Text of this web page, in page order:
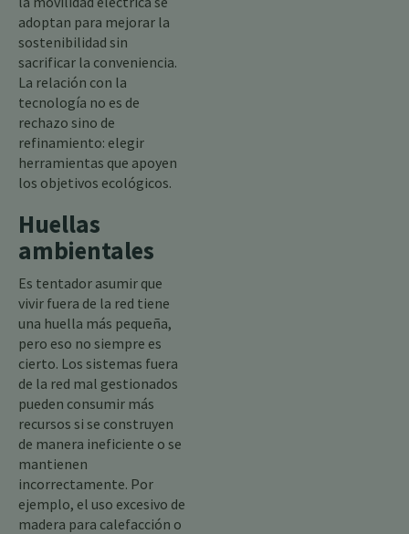
adoptan para mejorar la
sostenibilidad sin
sacrificar la conveniencia.
La relación con la
tecnología no es de
rechazo sino de
refinamiento: elegir
herramientas que apoyen
los objetivos ecológicos.
Huellas
ambientales
Es tentador asumir que
vivir fuera de la red tiene
una huella más pequeña,
pero eso no siempre es
cierto. Los sistemas fuera
de la red mal gestionados
pueden consumir más
recursos si se construyen
de manera ineficiente o se
mantienen
incorrectamente. Por
ejemplo, el uso excesivo de
madera para calefacción o